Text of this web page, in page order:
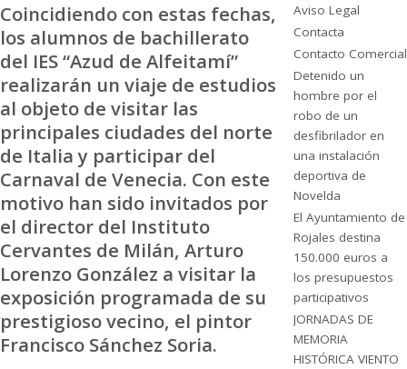
Coincidiendo con estas fechas,
los alumnos de bachillerato
del IES “Azud de Alfeitamí”
realizarán un viaje de estudios
al objeto de visitar las
principales ciudades del norte
de Italia y participar del
Carnaval de Venecia. Con este
motivo han sido invitados por
el director del Instituto
Cervantes de Milán, Arturo
Lorenzo González a visitar la
exposición programada de su
prestigioso vecino, el pintor
Francisco Sánchez Soria.
Aviso Legal
Contacta
Contacto Comercial
Detenido un
hombre por el
robo de un
desfibrilador en
una instalación
deportiva de
Novelda
El Ayuntamiento de
Rojales destina
150.000 euros a
los presupuestos
participativos
JORNADAS DE
MEMORIA
HISTÓRICA VIENTO